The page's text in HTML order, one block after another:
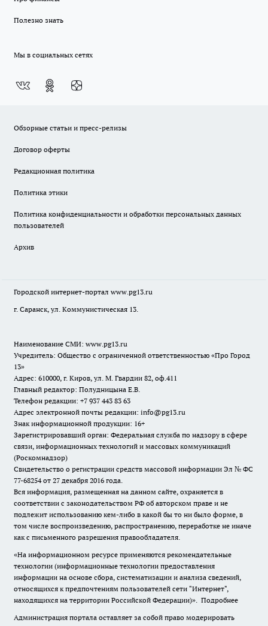
Полезно знать
Мы в социальных сетях
Обзорные статьи и пресс-релизы
Договор оферты
Редакционная политика
Политика этики
Политика конфиденциальности и обработки персональных данных
пользователей
Архив
Городской интернет-портал www.pg13.ru
г. Саранск, ул. Коммунистическая 13.
Наименование СМИ: www.pg13.ru
Учредитель: Общество с ограниченной ответственностью «Про Город
13»
Адрес: 610000, г. Киров, ул. М. Гвардии 82, оф.411
Главный редактор: Полудницына Е.В.
Телефон редакции: +7 937 443 83 63
Адрес электронной почты редакции: info@pg13.ru
Знак информационной продукции: 16+
Зарегистрировавший орган: Федеральная служба по надзору в сфере
связи, информационных технологий и массовых коммуникаций
(Роскомнадзор)
Свидетельство о регистрации средств массовой информации Эл № ФС
77-68254 от 27 декабря 2016 года.
Вся информация, размещенная на данном сайте, охраняется в
соответствии с законодательством РФ об авторском праве и не
подлежит использованию кем-либо в какой бы то ни было форме, в
том числе воспроизведению, распространению, переработке не иначе
как с письменного разрешения правообладателя.
«На информационном ресурсе применяются рекомендательные
технологии (информационные технологии предоставления
информации на основе сбора, систематизации и анализа сведений,
относящихся к предпочтениям пользователей сети "Интернет",
находящихся на территории Российской Федерации)». Подробнее
Администрация портала оставляет за собой право модерировать